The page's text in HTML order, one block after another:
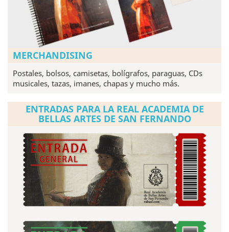
MERCHANDISING
Postales, bolsos, camisetas, bolígrafos, paraguas, CDs
musicales, tazas, imanes, chapas y mucho más.
ENTRADAS PARA LA REAL ACADEMIA DE
BELLAS ARTES DE SAN FERNANDO